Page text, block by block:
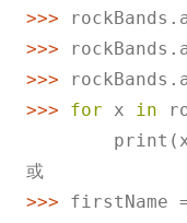
>>>
>>>
>>>
>>>
for x in
>>>
firstName